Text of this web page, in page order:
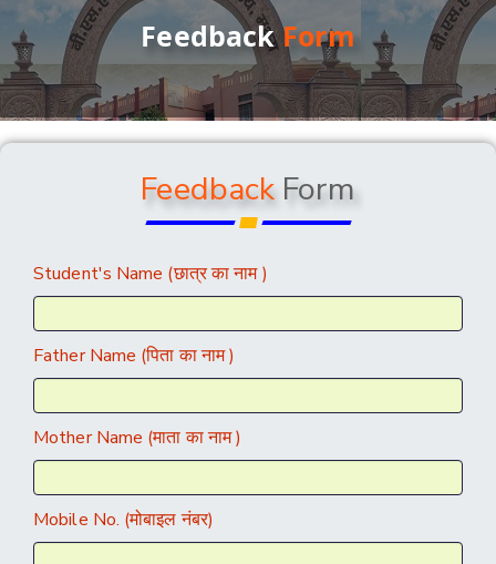
FeedbackForm
Feedback Form
Student's Name (छात्र का नाम )
Father Name (पिता का नाम )
Mother Name (माता का नाम )
Mobile No. (मोबाइल नंबर)